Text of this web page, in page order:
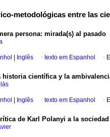
metodológicas entre las
persona: mirada(s) al pasado
Inglês · texto em Espanhol ·
historia científica y la
Inglês · texto em Espanhol ·
de Karl Polanyi a la